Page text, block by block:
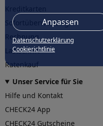
Anpassen
Datenschutzerklärung
Cookierichtlinie
Sofortüberweisung
Rechnung
Lastschrift
Ratenkauf
Unser Service für Sie
Hilfe und Kontakt
CHECK24 App
CHECK24 Gutscheine